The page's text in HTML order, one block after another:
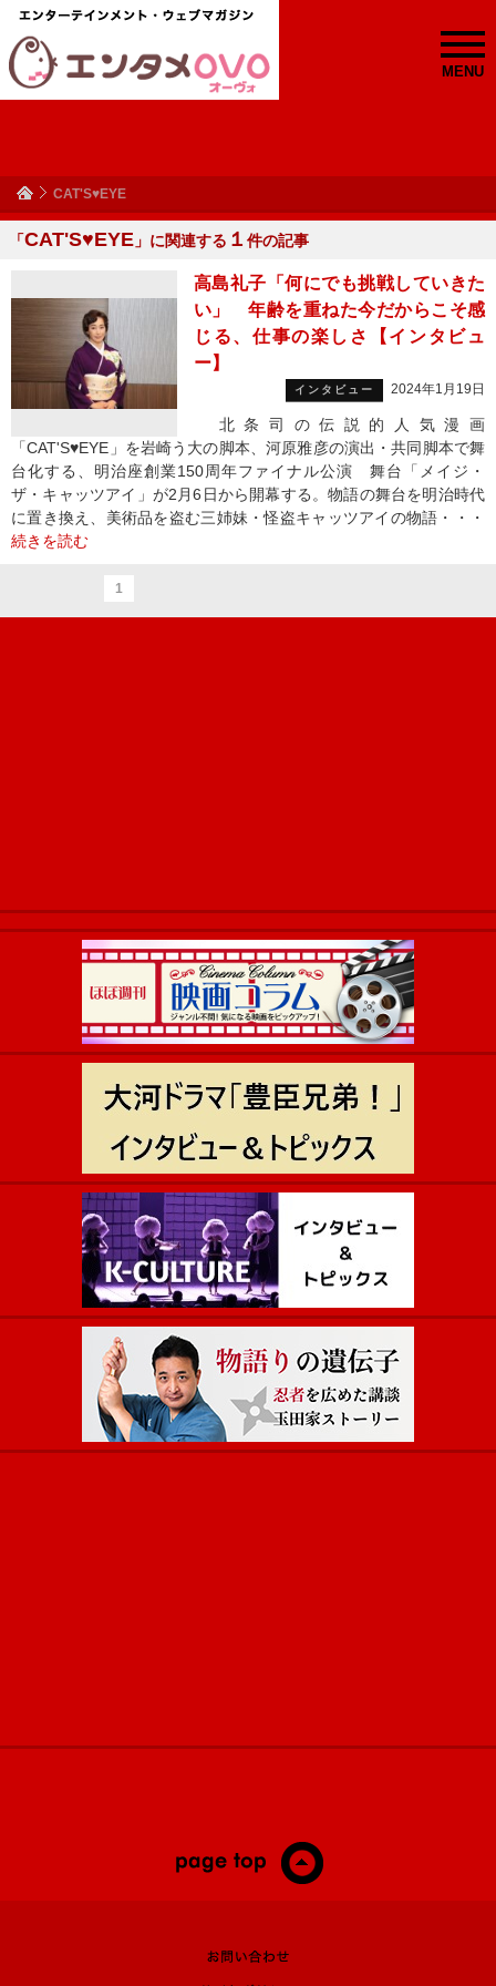
MENU
CAT'S♥EYE
「CAT'S♥EYE 」に関連する １ 件の記事
高島礼子「何にでも挑戦していきた
い」 年齢を重ねた今だからこそ感
じる、仕事の楽しさ【インタビュ
ー】
インタビュー 2024年1月19日
北条司の伝説的人気漫画
「CAT'S♥EYE」を岩崎う大の脚本、河原雅彦の演出・共同脚本で舞
台化する、明治座創業150周年ファイナル公演 舞台「メイジ・
ザ・キャッツアイ」が2月6日から開幕する。物語の舞台を明治時代
に置き換え、美術品を盗む三姉妹・怪盗キャッツアイの物語・・・
続きを読む
1